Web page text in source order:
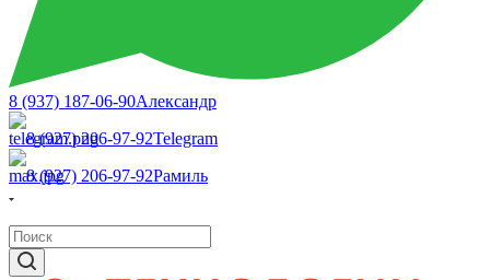
8 (937) 187-06-90Александр
8 (927) 206-97-92Telegram
8 (927) 206-97-92Рамиль